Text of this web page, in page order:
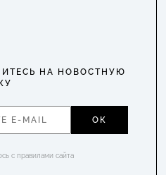
НА НОВОСТНУЮ
ОК
с правилами сайта